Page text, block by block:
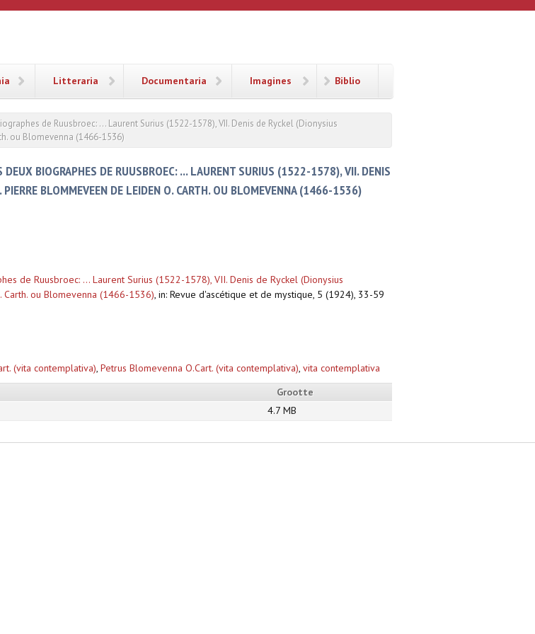
Litteraria Documentaria Imagines Biblio
de Ruusbroec: ... Laurent Surius (1522-1578), VII. Denis de Ryckel (Dionysius
ou Blomevenna (1466-1536)
BIOGRAPHES DE RUUSBROEC: ... LAURENT SURIUS (1522-1578), VII. DENIS
BLOMMEVEEN DE LEIDEN O. CARTH. OU BLOMEVENNA (1466-1536)
de Ruusbroec: ... Laurent Surius (1522-1578), VII. Denis de Ryckel (Dionysius
ou Blomevenna (1466-1536), in: Revue d'ascétique et de mystique, 5 (1924), 33-59
(vita contemplativa), Petrus Blomevenna O.Cart. (vita contemplativa), vita contemplativa
Grootte
4.7 MB